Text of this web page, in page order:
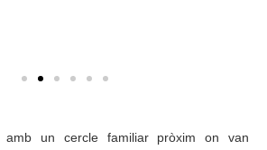
amb un cercle familiar pròxim on van